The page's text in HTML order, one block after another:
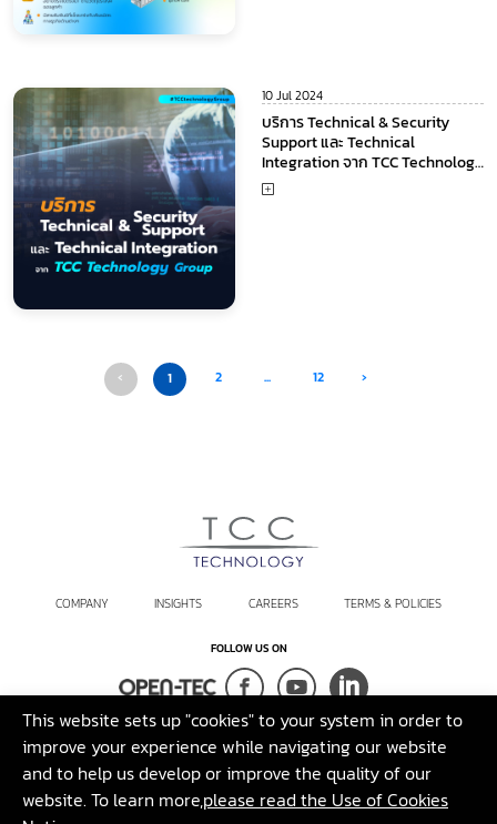
This website sets up "cookies" to your system in order to
improve your experience while navigating our website
and to help us develop or improve the quality of our
website. To learn more,please read the Use of Cookies
10 Jul 2024
บริการ Technical & Security
Support และ Technical
Integration จาก TCC Technology
Group
‹ 1 2 ... 12 ›
COMPANY INSIGHTS CAREERS TERMS & POLICIES
FOLLOW US ON
Terms and Conditions Sustainability Policy
Legal Disclaimer
©2026 T.C.C. Technology Co., Ltd. All rights reserved.